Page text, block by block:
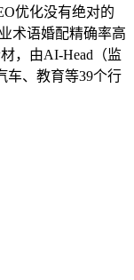
优化没有绝对的
术语婚配精确率高
，由AI-Head（监
车、教育等39个行